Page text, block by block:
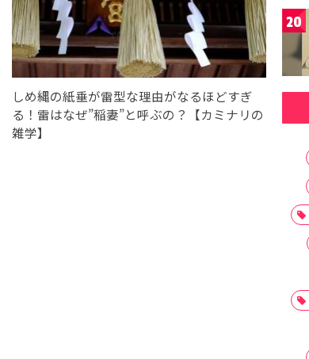
しめ縄の紙垂が雷型な理由がなるほどすぎ
る！雷はなぜ”稲妻”と呼ぶの？【カミナリの
雑学】
20